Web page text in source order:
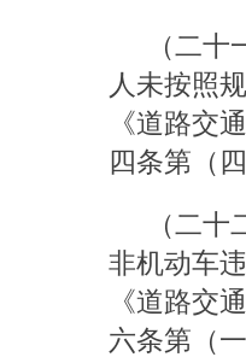
（二
人未按照
《道路交
四条第（
（二
非机动车
《道路交
六条第（